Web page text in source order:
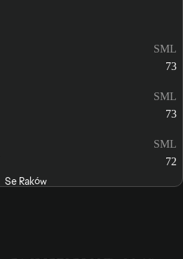
SML
73
SML
73
SML
72
Se Raków